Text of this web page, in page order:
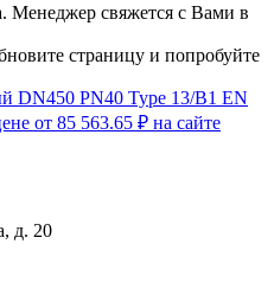
Менеджер свяжется с Вами в
страницу и попробуйте
д. 20